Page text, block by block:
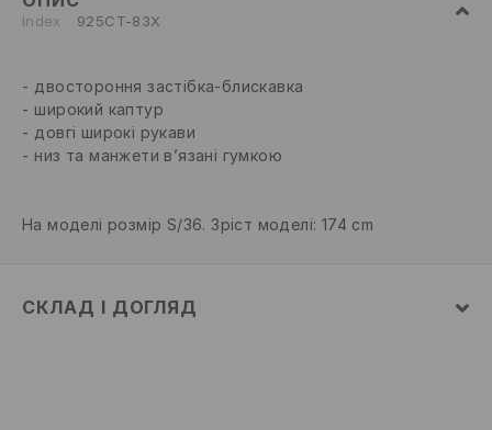
Index 925CT-83X
двостороння застібка-блискавка
широкий каптур
довгі широкі рукави
низ та манжети в’язані гумкою
На моделі розмір S/36. Зріст моделі: 174 cm
СКЛАД І ДОГЛЯД